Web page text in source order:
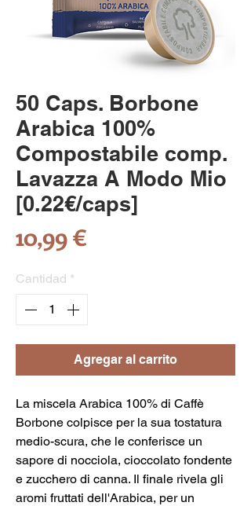
50 Caps. Borbone
Arabica 100%
Compostabile comp.
Lavazza A Modo Mio
[0.22€/caps]
10,99 €
Cantidad *
Agregar al carrito
La miscela Arabica 100% di Caffè
Borbone colpisce per la sua tostatura
medio-scura, che le conferisce un
sapore di nocciola, cioccolato fondente
e zucchero di canna. Il finale rivela gli
aromi fruttati dell'Arabica, per un